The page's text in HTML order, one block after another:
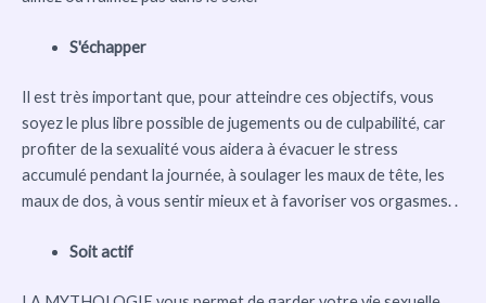
S'échapper
Il est très important que, pour atteindre ces objectifs, vous
soyez le plus libre possible de jugements ou de culpabilité, car
profiter de la sexualité vous aidera à évacuer le stress
accumulé pendant la journée, à soulager les maux de tête, les
maux de dos, à vous sentir mieux et à favoriser vos orgasmes. .
Soit actif